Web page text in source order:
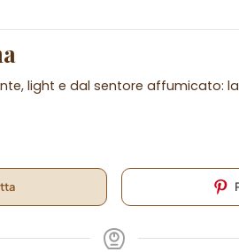
light e dal sentore affumicato: